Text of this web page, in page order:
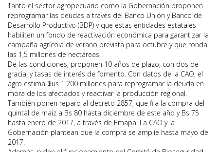
Tanto el sector agropecuario como la Gobernación proponen
reprogramar las deudas a través del Banco Unión y Banco de
Desarrollo Productivo (BDP) y que estas entidades estatales
habiliten un fondo de reactivación económica para garantizar la
campaña agrícola de verano prevista para octubre y que ronda
las 1,5 millones de hectáreas.
De las condiciones, proponen 10 años de plazo, con dos de
gracia, y tasas de interés de fomento. Con datos de la CAO, el
agro estima $us 1.200 millones para reprogramar la deuda en
mora de los afectados y reactivar la producción regional.
También ponen reparo al decreto 2857, que fija la compra del
quintal de maíz a Bs 80 hasta diciembre de este año y Bs 75
hasta enero de 2017, a través de Emapa. La CAO y la
Gobernación plantean que la compra se amplíe hasta mayo de
2017.